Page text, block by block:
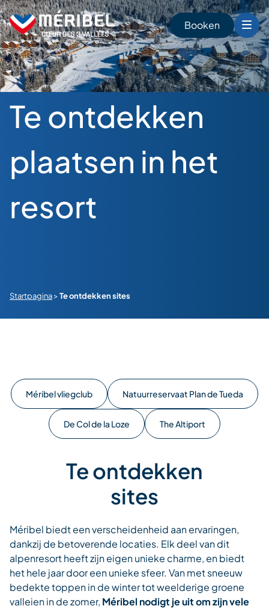
Skip
to
content
Booken
Te ontdekken
plaatsen in het
resort
Startpagina>Te ontdekken sites
Méribel vliegclub Natuurreservaat Plan de Tueda
De Col de la Loze The Altiport
Te ontdekken
sites
Méribel biedt een verscheidenheid aan ervaringen,
dankzij de betoverende locaties. Elk deel van dit
alpenresort heeft zijn eigen unieke charme, en biedt
het hele jaar door een unieke sfeer. Van met sneeuw
bedekte toppen in de winter tot weelderige groene
valleien in de zomer, Méribel nodigt je uit om zijn vele